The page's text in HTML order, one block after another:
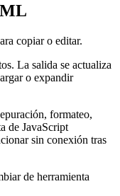
copiar o editar.
La salida se actualiza
o expandir
formateo,
de JavaScript
sin conexión tras
de herramienta